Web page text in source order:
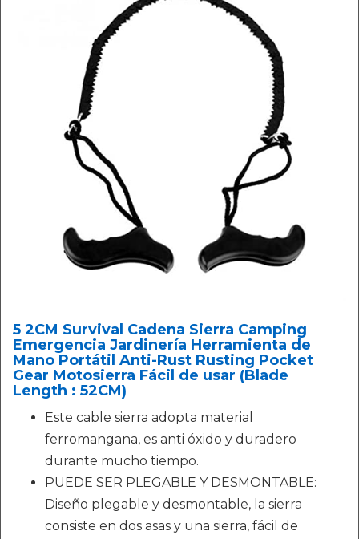
5 2CM Survival Cadena Sierra Camping
Emergencia Jardinería Herramienta de
Mano Portátil Anti-Rust Rusting Pocket
Gear Motosierra Fácil de usar (Blade
Length : 52CM)
Este cable sierra adopta material
ferromangana, es anti óxido y duradero
durante mucho tiempo.
PUEDE SER PLEGABLE Y DESMONTABLE:
Diseño plegable y desmontable, la sierra
consiste en dos asas y una sierra, fácil de